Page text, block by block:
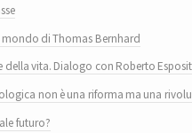
mondo di Thomas Bernhard
della vita. Dialogo con Roberto
non è una riforma ma una
futuro?